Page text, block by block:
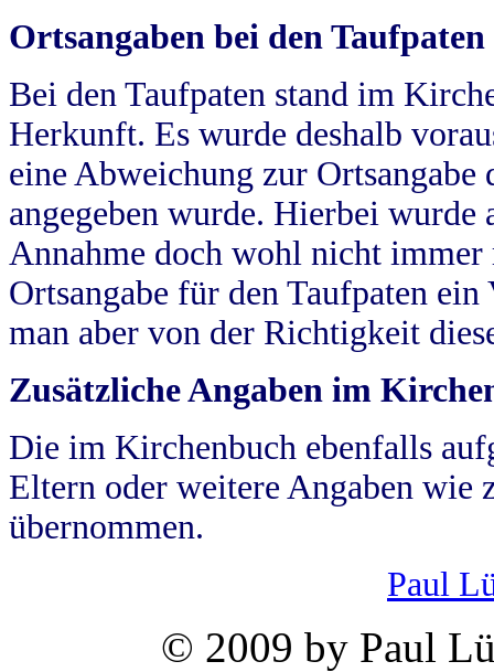
Ortsangaben bei den Taufpaten
Bei den Taufpaten stand im
Herkunft. Es wurde deshalb
eine Abweichung zur
angegeben wurde. Hierbei wurde
Annahme doch wohl nicht
Ortsangabe für den Taufpaten
man aber von der Richtigkeit
Zusätzliche Angaben im
Die im Kirchenbuch ebenfalls
Eltern oder weitere Angaben wie
übernommen.
Paul
© 2009 by Paul